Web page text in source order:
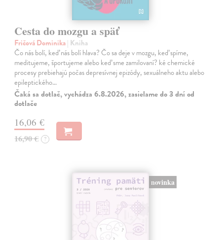
Cesta do mozgu a späť
Fričová Dominika| Kniha
Čo nás bolí, keď nás bolí hlava? Čo sa deje v mozgu, keď spíme,
meditujeme, športujeme alebo keď sme zamilovaní? ké chemické
procesy prebiehajú počas depresívnej epizódy, sexuálneho aktu alebo
epileptického…
Čaká sa dotlač, vychádza 6.8.2026, zasielame do 3 dní od
dotlače
16,06 €
16,90 € ?
novinka